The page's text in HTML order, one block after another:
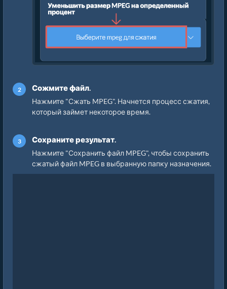
Сожмите файл.
Нажмите "Сжать MPEG". Начнется процесс сжатия,
который займет некоторое время.
Сохраните результат.
Нажмите "Сохранить файл MPEG", чтобы сохранить
сжатый файл MPEG в выбранную папку назначения.